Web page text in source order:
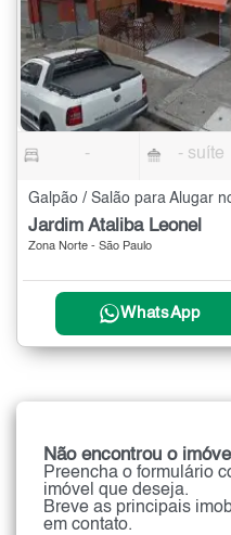
- - suíte
Galpão / Salão para Alugar
Jardim Ataliba Leonel
Zona Norte - São Paulo
WhatsApp
Não encontrou o
Preencha o formulário
imóvel que deseja.
Breve as principais
em contato.